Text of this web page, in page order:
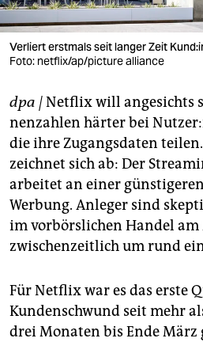
verlag
verlag
shop
fragen & hilfe
unterstützen
abo
genossenschaft
Verliert erstmals seit langer Zeit
Foto: netflix/ap/picture alliance
dpa |Netflix will angesichts
nen­zah­len härter bei
die ihre Zugangsdaten
zeichnet sich ab: Der
arbeitet an einer
Werbung. Anleger sind
im vorbörslichen Handel
zwischenzeitlich um rund
Für Netflix war es das erste
Kundenschwund seit mehr
drei Monaten bis Ende